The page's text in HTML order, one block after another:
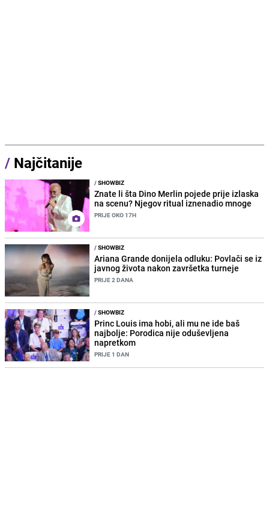
/ Najčitanije
/SHOWBIZ
Znate li šta Dino Merlin pojede prije izlaska
na scenu? Njegov ritual iznenadio mnoge
PRIJE OKO 17H
/SHOWBIZ
Ariana Grande donijela odluku: Povlači se iz
javnog života nakon završetka turneje
PRIJE 2 DANA
/SHOWBIZ
Princ Louis ima hobi, ali mu ne ide baš
najbolje: Porodica nije oduševljena
napretkom
PRIJE 1 DAN